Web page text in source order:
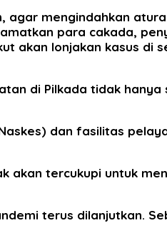
agar mengindahkan
para cakada,
akan lonjakan kasus di
di Pilkada tidak hanya
dan fasilitas
akan tercukupi untuk
terus dilanjutkan.